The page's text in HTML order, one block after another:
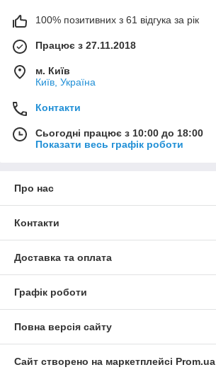
100% позитивних з 61 відгука за рік
Працює з 27.11.2018
м. Київ
Київ, Україна
Контакти
Сьогодні працює з 10:00 до 18:00
Показати весь графік роботи
Про нас
Контакти
Доставка та оплата
Графік роботи
Повна версія сайту
Сайт створено на маркетплейсі Prom.ua